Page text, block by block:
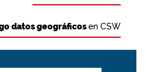
datos geográficosen CSW